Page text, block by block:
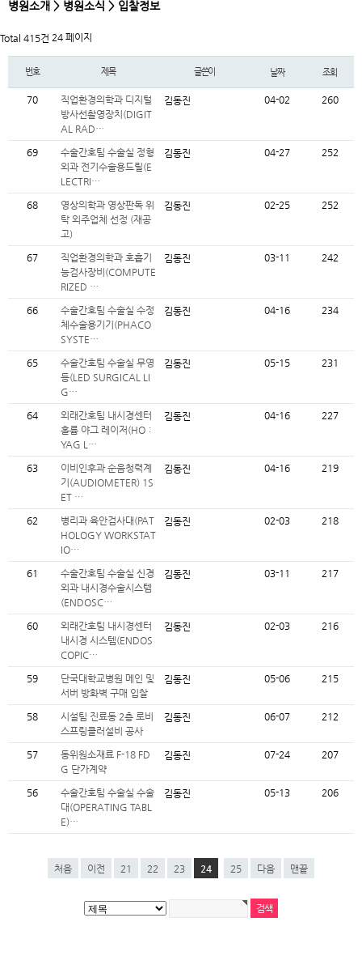
병원소개 > 병원소식 > 입찰정보
Total 415건 24 페이지
번호 제목 글쓴이 날짜 조회
70
직업환경의학과 디지털
방사선촬영장치(DIGIT
AL RAD…
김동진 04-02 260
69
수술간호팀 수술실 정형
외과 전기수술용드릴(E
LECTRI…
김동진 04-27 252
68
영상의학과 영상판독 위
탁 외주업체 선정 (재공
고)
김동진 02-25 252
67
직업환경의학과 호흡기
능검사장비(COMPUTE
RIZED …
김동진 03-11 242
66
수술간호팀 수술실 수정
체수술용기기(PHACO
SYSTE…
김동진 04-16 234
65
수술간호팀 수술실 무영
등(LED SURGICAL LI
G…
김동진 05-15 231
64
외래간호팀 내시경센터
홀륨 야그 레이저(HO：
YAG L…
김동진 04-16 227
63
이비인후과 순음청력계
기(AUDIOMETER) 1S
ET …
김동진 04-16 219
62
병리과 육안검사대(PAT
HOLOGY WORKSTAT
IO…
김동진 02-03 218
61
수술간호팀 수술실 신경
외과 내시경수술시스템
(ENDOSC…
김동진 03-11 217
60
외래간호팀 내시경센터
내시경 시스템(ENDOS
COPIC…
김동진 02-03 216
59
단국대학교병원 메인 및
서버 방화벽 구매 입찰
김동진 05-06 215
58
시설팀 진료동 2층 로비
스프링클러설비 공사
김동진 06-07 212
57
동위원소재료 F-18 FD
G 단가계약
김동진 07-24 207
56
수술간호팀 수술실 수술
대(OPERATING TABL
E)…
김동진 05-13 206
처음 이전 21 22 23 24 25 다음 맨끝